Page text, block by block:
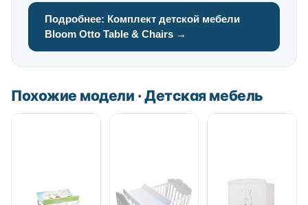
Подробнее: Комплект детской мебели
Bloom Otto Table & Chairs →
Похожие модели · Детская мебель